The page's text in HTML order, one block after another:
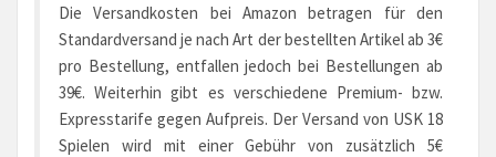
Die Versandkosten bei Amazon betragen für den
Standardversand je nach Art der bestellten Artikel ab 3€
pro Bestellung, entfallen jedoch bei Bestellungen ab
39€. Weiterhin gibt es verschiedene Premium- bzw.
Expresstarife gegen Aufpreis. Der Versand von USK 18
Spielen wird mit einer Gebühr von zusätzlich 5€